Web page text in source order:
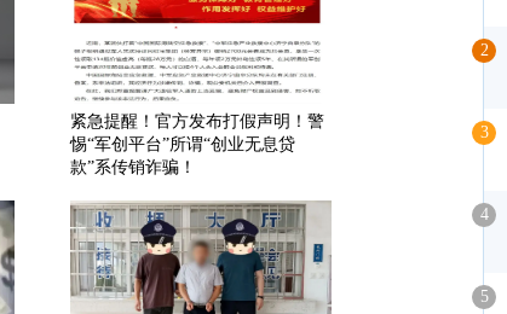
紧急提醒！官方发布打假声明！警
惕“军创平台”所谓“创业无息贷
款”系传销诈骗！
2
3
4
5